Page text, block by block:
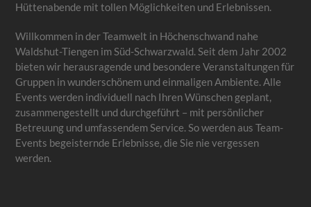
Hüttenabende mit tollen Möglichkeiten und Erlebnissen.
Willkommen in der Teamwelt in Höchenschwand nahe
Waldshut-Tiengen im Süd-Schwarzwald. Seit dem Jahr 2002
bieten wir herausragende und besondere Veranstaltungen für
Gruppen in wunderschönem und einmaligen Ambiente. Alle
Events werden individuell nach Ihren Wünschen geplant,
zusammengestellt und durchgeführt – mit persönlicher
Betreuung und umfassendem Service. So werden aus Team-
Events begeisternde Erlebnisse, die Sie nie vergessen
werden.